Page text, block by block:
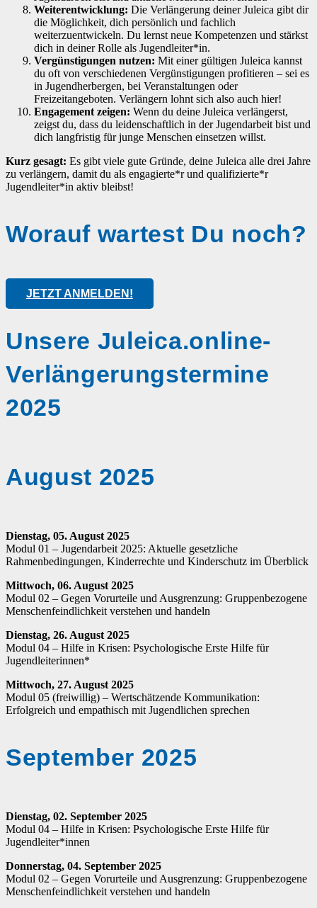
Weiterentwicklung: Die Verlängerung deiner Juleica gibt dir
die Möglichkeit, dich persönlich und fachlich
weiterzuentwickeln. Du lernst neue Kompetenzen und stärkst
dich in deiner Rolle als Jugendleiter*in.
Vergünstigungen nutzen: Mit einer gültigen Juleica kannst
du oft von verschiedenen Vergünstigungen profitieren – sei es
in Jugendherbergen, bei Veranstaltungen oder
Freizeitangeboten. Verlängern lohnt sich also auch hier!
Engagement zeigen: Wenn du deine Juleica verlängerst,
zeigst du, dass du leidenschaftlich in der Jugendarbeit bist und
dich langfristig für junge Menschen einsetzen willst.
Kurz gesagt: Es gibt viele gute Gründe, deine Juleica alle drei Jahre
zu verlängern, damit du als engagierte*r und qualifizierte*r
Jugendleiter*in aktiv bleibst!
Worauf wartest Du noch?
JETZT ANMELDEN!
Unsere Juleica.online-
Verlängerungstermine
2025
August 2025
Dienstag, 05. August 2025
Modul 01 – Jugendarbeit 2025: Aktuelle gesetzliche
Rahmenbedingungen, Kinderrechte und Kinderschutz im Überblick
Mittwoch, 06. August 2025
Modul 02 – Gegen Vorurteile und Ausgrenzung: Gruppenbezogene
Menschenfeindlichkeit verstehen und handeln
Dienstag, 26. August 2025
Modul 04 – Hilfe in Krisen: Psychologische Erste Hilfe für
Jugendleiterinnen*
Mittwoch, 27. August 2025
Modul 05 (freiwillig) – Wertschätzende Kommunikation:
Erfolgreich und empathisch mit Jugendlichen sprechen
September 2025
Dienstag, 02. September 2025
Modul 04 – Hilfe in Krisen: Psychologische Erste Hilfe für
Jugendleiter*innen
Donnerstag, 04. September 2025
Modul 02 – Gegen Vorurteile und Ausgrenzung: Gruppenbezogene
Menschenfeindlichkeit verstehen und handeln